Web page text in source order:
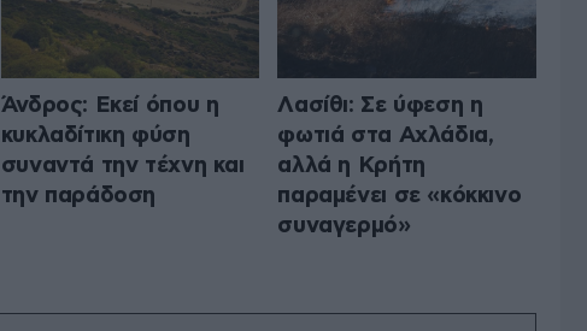
Άνδρος: Εκεί όπου η
κυκλαδίτικη φύση
συναντά την τέχνη και
την παράδοση
Λασίθι: Σε ύφεση η
φωτιά στα Αχλάδια,
αλλά η Κρήτη
παραμένει σε «κόκκινο
συναγερμό»